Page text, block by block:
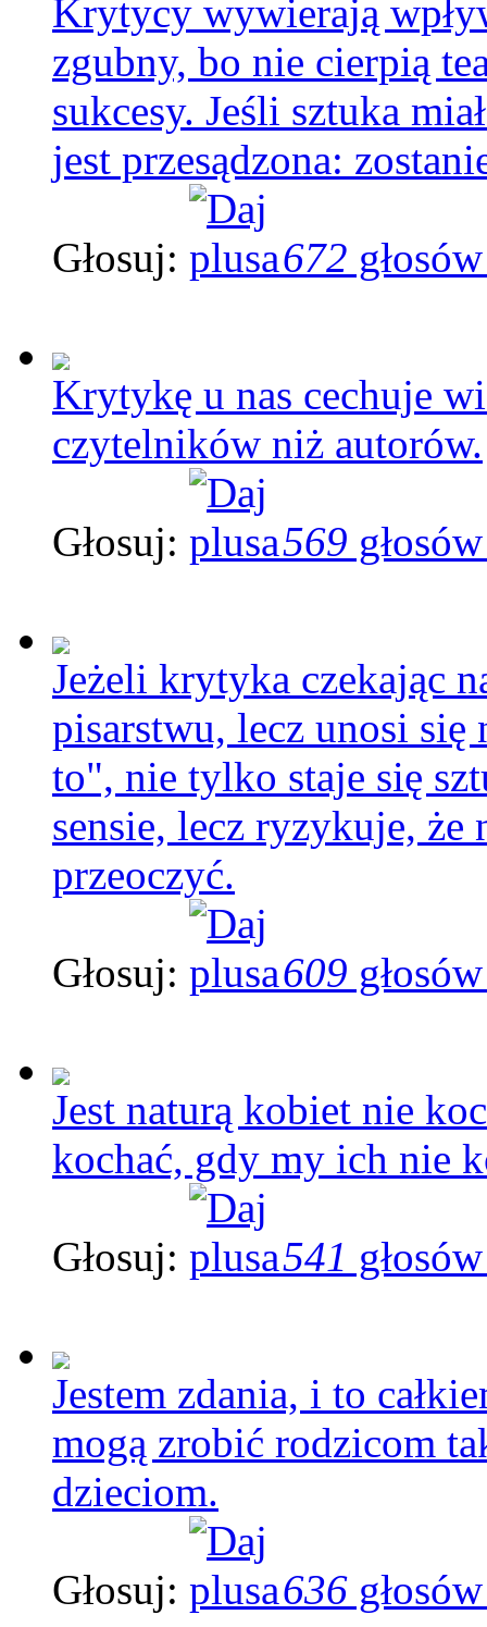
Krytycy wywierają
zgubny, bo nie cierpią
sukcesy. Jeśli sztuka
jest przesądzona:
Głosuj: 672
Krytykę u nas cechuje
czytelników niż autorów.
Głosuj: 569
Jeżeli krytyka czekając
pisarstwu, lecz unosi się
to", nie tylko staje się
sensie, lecz ryzykuje, że
przeoczyć.
Głosuj: 609
Jest naturą kobiet nie
kochać, gdy my ich nie
Głosuj: 541
Jestem zdania, i to
mogą zrobić rodzicom
dzieciom.
Głosuj: 636